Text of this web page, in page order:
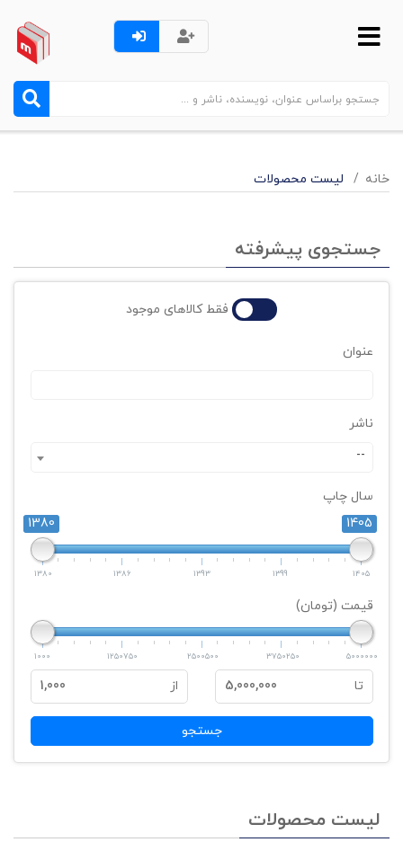
خانه لیست محصولات
جستجوی پیشرفته
فقط کالاهای موجود
عنوان
ناشر
--
سال چاپ
1380
1405
1380 1386 1393 1399 1405
قیمت (تومان)
1000 1250750 2500500 3750250 5000000
تا 5,000,000 از 1,000
جستجو
لیست محصولات